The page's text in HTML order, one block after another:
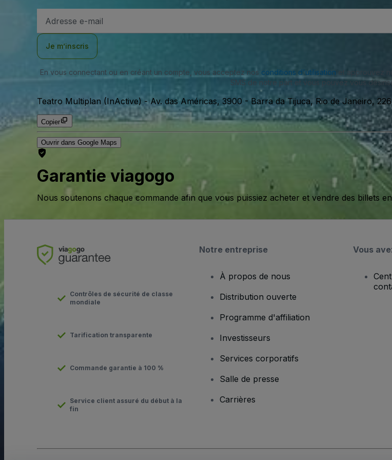
e-
Je m’inscris
En vous connectant ou en créant un compte, vous acceptez nos conditions d'utilisation et approuvez
SMS de notre part et vous pouvez vous
Teatro Multiplan (InActive) -Av. das Américas, 3900 - Barra da Tijuca, Rio de Janeiro,
Copier
Ouvrir dans Google Maps
Garantie viagogo
Nous soutenons chaque commande afin que vous puissiez acheter et vendre des billets
Contrôles de sécurité de classe
mondiale
Tarification transparente
Commande garantie à 100 %
Service client assuré du début à la
fin
Notre entreprise
À propos de nous
Distribution ouverte
Programme d'affiliation
Investisseurs
Services corporatifs
Salle de presse
Carrières
Vous